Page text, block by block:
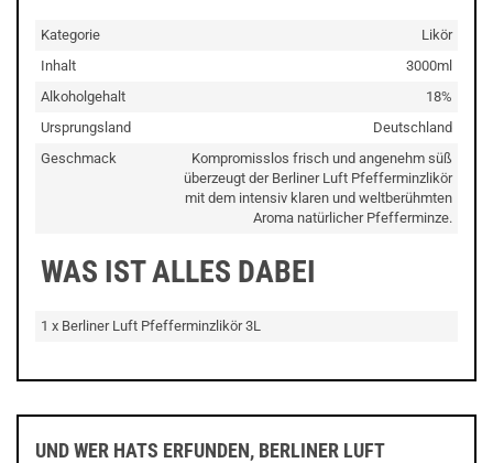
Kategorie
Likör
Inhalt
3000ml
Alkoholgehalt
18%
Ursprungsland
Deutschland
Geschmack
Kompromisslos frisch und angenehm süß
überzeugt der Berliner Luft Pfefferminzlikör
mit dem intensiv klaren und weltberühmten
Aroma natürlicher Pfefferminze.
WAS IST ALLES DABEI
1 x Berliner Luft Pfefferminzlikör 3L
UND WER HATS ERFUNDEN, BERLINER LUFT